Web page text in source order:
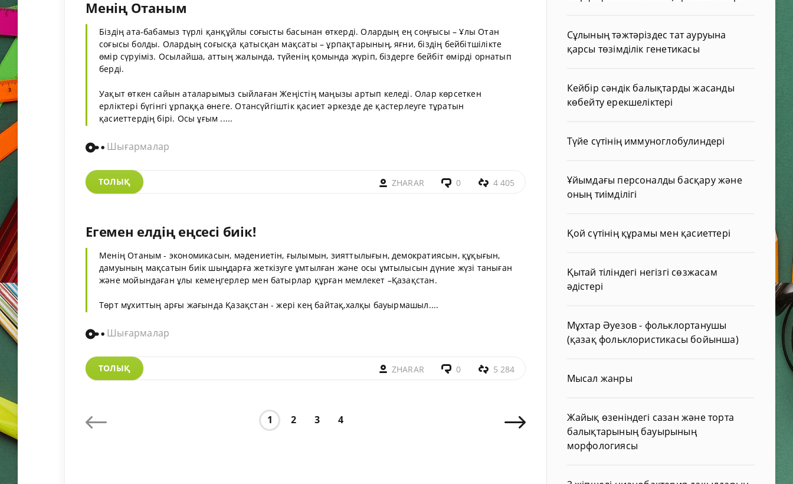
Менің Отаным
Біздің ата-бабамыз түрлі қанқұйлы соғысты басынан өткерді. Олардың ең соңғысы – Ұлы Отан
соғысы болды. Олардың соғысқа қатысқан мақсаты – ұрпақтарының, яғни, біздің бейбітшілікте
өмір сүруіміз. Осылайша, аттың жалында, түйенің қомында жүріп, біздерге бейбіт өмірді орнатып
берді.
Уақыт өткен сайын аталарымыз сыйлаған Жеңістің маңызы артып келеді. Олар көрсеткен
ерліктері бүгінгі ұрпаққа өнеге. Отансүйгіштік қасиет әркезде де қастерлеуге тұратын
қасиеттердің бірі. Осы ұғым .....
Шығармалар
ТОЛЫҚ ZHARAR 0 4 405
Егемен елдің еңсесі биік!
Менің Отаным - экономикасын, мәдениетін, ғылымын, зияттылығын, демократиясын, құқығын,
дамуының мақсатын биік шыңдарға жеткізуге ұмтылған және осы ұмтылысын дүние жүзі таныған
және мойындаған ұлы кемеңгерлер мен батырлар құрған мемлекет –Қазақстан.
Төрт мұхиттың арғы жағында Қазақстан - жері кең байтақ,халқы бауырмашыл....
Шығармалар
ТОЛЫҚ ZHARAR 0 5 284
1 2 3 4
Сұлының тәжтәріздес тат ауруына
қарсы төзімділік генетикасы
Кейбір сәндік балықтарды жасанды
көбейту ерекшеліктері
Түйе сүтінің иммуноглобулиндері
Ұйымдағы персоналды басқару және
оның тиімділігі
Қой сүтінің құрамы мен қасиеттері
Қытай тіліндегі негізгі сөзжасам
әдістері
Мұхтар Әуезов - фольклортанушы
(қазақ фольклористикасы бойынша)
Мысал жанры
Жайық өзеніндегі сазан және торта
балықтарының бауырының
морфологиясы